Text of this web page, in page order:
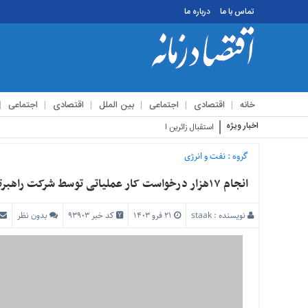
تماس با ما درباره ما
خانه اقتصادی اجتماعی بین الملل اقتصادی اجتماعی
تماس
ما
درباره
اخبار ویژه استقبال زائرین اربعین از مراسم تع
گروه :نفت و انرژی
انجام ۱۷هزار درخواست کار عملیاتی توسط شرکت راهبرترابرانرژی در سال قبل
نویسنده :staak کد خبر 93903 بدون نظر